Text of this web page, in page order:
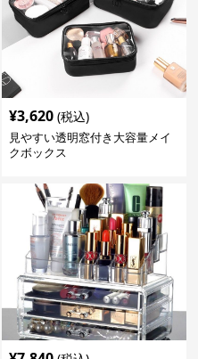
¥3,620 (税込)
見やすい透明窓付き大容量メイ
クボックス